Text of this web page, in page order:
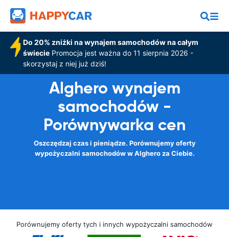
Do 20% zniżki na wynajem samochodów na całym
świeciePromocja jest ważna do 11 sierpnia 2026 -
skorzystaj z niej już dziś!
Alghero wynajem
samochodów -
Porównywarka cen
Oszczędzaj czas i pieniądze. Porównujemy oferty
wypożyczalni samochodów w Alghero za Ciebie.
Porównujemy oferty tych i innych wypożyczalni samochodów